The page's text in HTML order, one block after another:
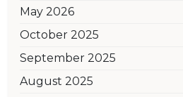
May 2026
October 2025
September 2025
August 2025